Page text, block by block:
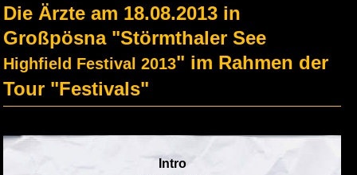
Die Ärzte am 18.08.2013 in
Großpösna "Störmthaler See
Highfield Festival 2013" im Rahmen der
Tour "Festivals"
Intro